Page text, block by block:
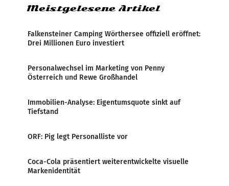
Meistgelesene Artikel
Falkensteiner Camping Wörthersee offiziell eröffnet:
Drei Millionen Euro investiert
Personalwechsel im Marketing von Penny
Österreich und Rewe Großhandel
Immobilien-Analyse: Eigentumsquote sinkt auf
Tiefstand
ORF: Pig legt Personalliste vor
Coca-Cola präsentiert weiterentwickelte visuelle
Markenidentität